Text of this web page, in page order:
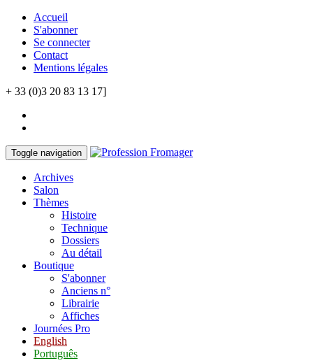
Accueil
S'abonner
Se connecter
Contact
Mentions légales
+ 33 (0)3 20 83 13 17]
Toggle navigation
Archives
Salon
Thèmes
Histoire
Technique
Dossiers
Au détail
Boutique
S'abonner
Anciens n°
Librairie
Affiches
Journées Pro
English
Português